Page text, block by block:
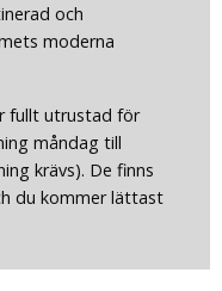
och
moderna
fullt utrustad för
måndag till
krävs). De finns
du kommer lättast